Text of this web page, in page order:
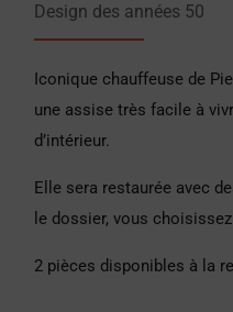
Design des années 50
Iconique chauffeuse de
une assise très facile à
d’intérieur.
Elle sera restaurée avec
le dossier, vous
2 pièces disponibles à la